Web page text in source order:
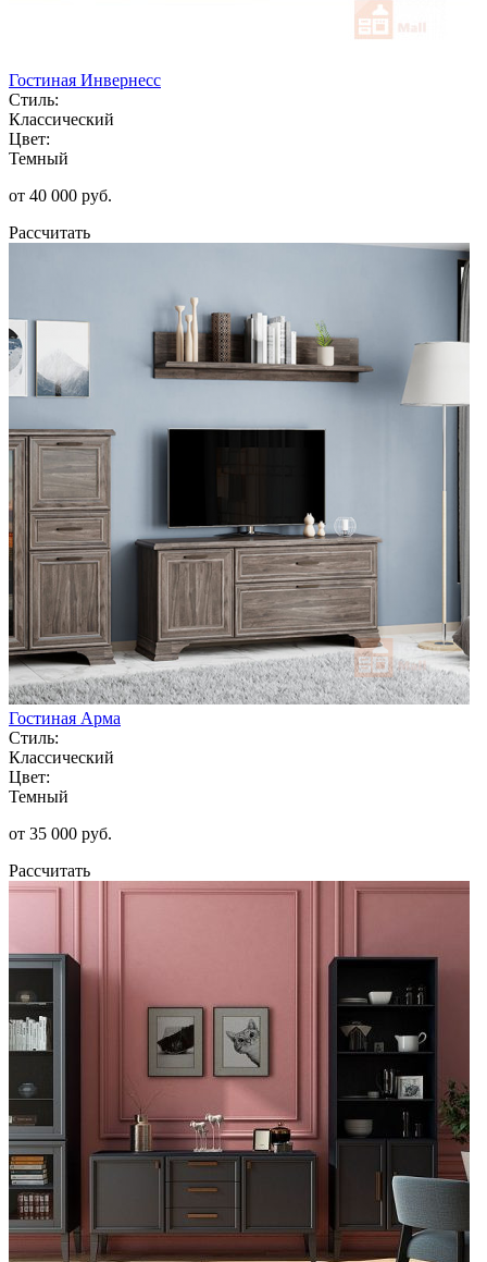
Гостиная Инвернесс
Стиль:
Классический
Цвет:
Темный
от 40 000 руб.
Рассчитать
Гостиная Арма
Стиль:
Классический
Цвет:
Темный
от 35 000 руб.
Рассчитать